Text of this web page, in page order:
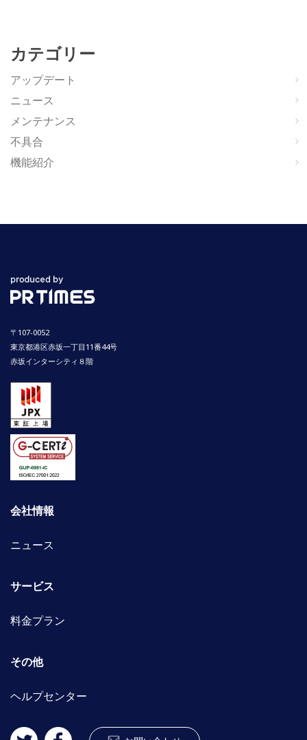
カテゴリー
アップデート
ニュース
メンテナンス
不具合
機能紹介
〒107-0052
東京都港区赤坂一丁目11番44号
赤坂インターシティ８階
会社情報
ニュース
サービス
料金プラン
その他
ヘルプセンター